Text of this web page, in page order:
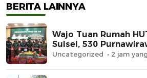
BERITA LAINNYA
Wajo Tuan Rumah
Sulsel, 530
Uncategorized 2 jam